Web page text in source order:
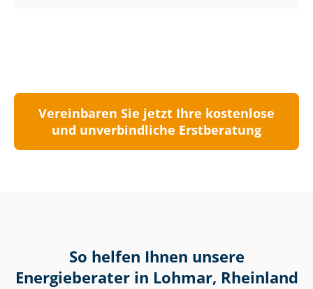
Vereinbaren Sie jetzt Ihre kostenlose
und unverbindliche Erstberatung
So helfen Ihnen unsere
Energieberater in Lohmar, Rheinland